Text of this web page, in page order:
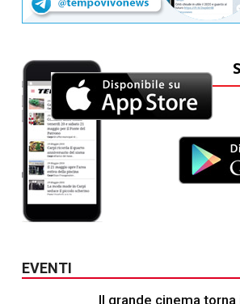
EVENTI
Il grande cinema torna